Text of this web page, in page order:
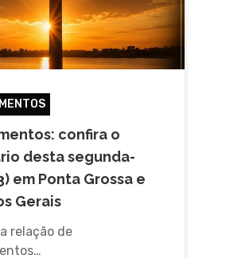
confira o
desta segunda-
em Ponta Grossa e
Gerais
relação de